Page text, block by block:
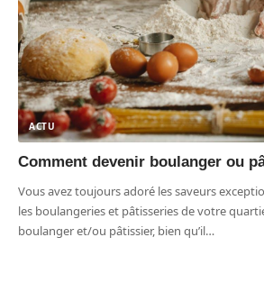
ACTU
Comment devenir boulanger ou
Vous avez toujours adoré les saveurs
les boulangeries et pâtisseries de votre
boulanger et/ou pâtissier, bien qu’il…